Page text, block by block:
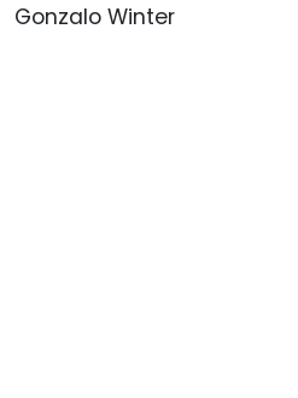
Gonzalo Winter